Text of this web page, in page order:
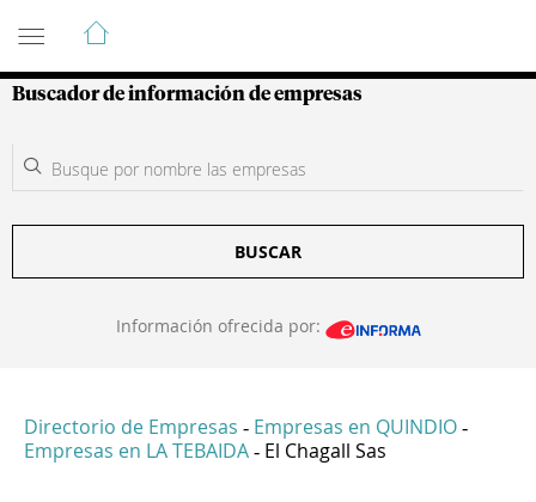
Guía de Empresas Colombianas
Buscador de información de empresas
BUSCAR
Información ofrecida por:
Directorio de Empresas - Empresas en QUINDIO -
Empresas en LA TEBAIDA - El Chagall Sas